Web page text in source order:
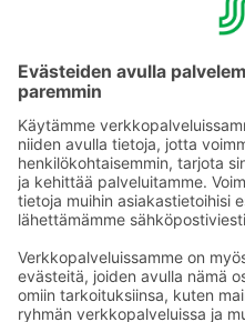
Osuuskauppa PeeÄssän
puh. 010 7629 550 (pvm/
ma-pe klo 8:30-17:00
Ota yhteyttä